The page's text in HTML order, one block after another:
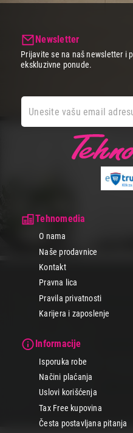
Tehnomedia
O nama
Naše prodavnice
Kontakt
Pravna lica
Pravila privatnosti
Karijera i zaposlenje
Informacije
Isporuka robe
Načini plaćanja
Uslovi korišćenja
Tax Free kupovina
Česta postavljana pitanja
Newsletter
Prijavite se na naš newsletter i
ekskluzivne ponude.